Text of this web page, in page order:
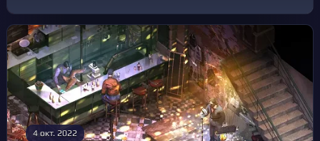
4 окт. 2022